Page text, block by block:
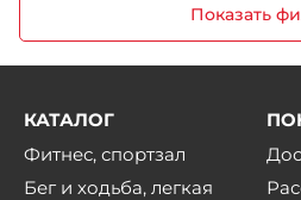
Показать
КАТАЛОГ
Фитнес, спортзал
Бег и ходьба, легкая